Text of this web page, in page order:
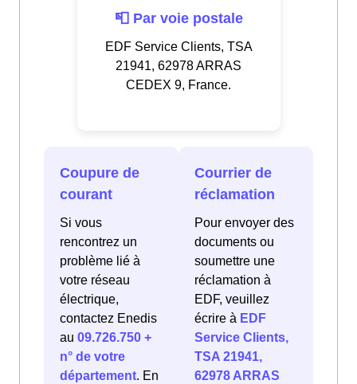
📮 Par voie postale
EDF Service Clients, TSA
21941, 62978 ARRAS
CEDEX 9, France.
Coupure de
courant
Si vous
rencontrez un
problème lié à
votre réseau
électrique,
contactez Enedis
au 09.726.750 +
n° de votre
département. En
Courrier de
réclamation
Pour envoyer des
documents ou
soumettre une
réclamation à
EDF, veuillez
écrire à EDF
Service Clients,
TSA 21941,
62978 ARRAS